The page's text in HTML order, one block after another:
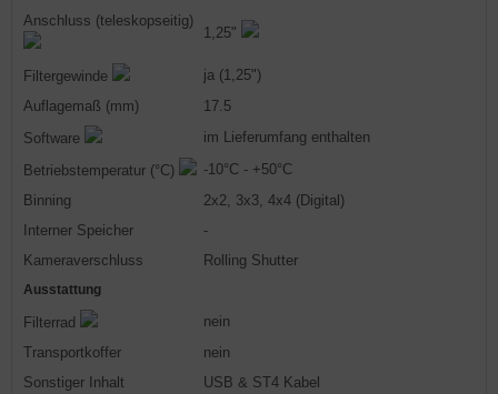
Anschluss (teleskopseitig)
1,25"
Filtergewinde
ja (1,25")
Auflagemaß (mm)
17.5
Software
im Lieferumfang enthalten
Betriebstemperatur (°C)
-10°C - +50°C
Binning
2x2, 3x3, 4x4 (Digital)
Interner Speicher
-
Kameraverschluss
Rolling Shutter
Ausstattung
Filterrad
nein
Transportkoffer
nein
Sonstiger Inhalt
USB & ST4 Kabel